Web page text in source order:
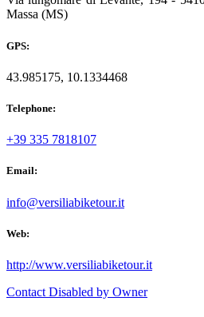
Massa (MS)
GPS:
43.985175, 10.1334468
Telephone:
+39 335 7818107
Email:
info@versiliabiketour.it
Web:
http://www.versiliabiketour.it
Contact Disabled by Owner